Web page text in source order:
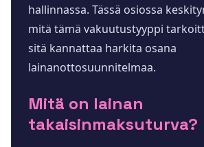
hallinnassa. Tässä osiossa
mitä tämä vakuutustyyppi
sitä kannattaa harkita osana
lainanottosuunnitelmaa.
Mitä on lainan
takaisinmaksuturva?